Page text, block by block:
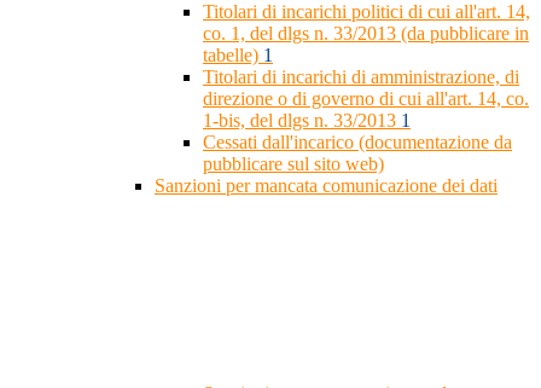
Titolari di incarichi politici di cui all'art. 14,
co. 1, del dlgs n. 33/2013 (da pubblicare in
tabelle) 1
Titolari di incarichi di amministrazione, di
direzione o di governo di cui all'art. 14, co.
1-bis, del dlgs n. 33/2013 1
Cessati dall'incarico (documentazione da
pubblicare sul sito web)
Sanzioni per mancata comunicazione dei dati